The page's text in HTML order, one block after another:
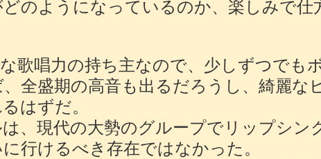
のようになっているのか、楽しみで仕
歌唱力の持ち主なので、少しずつでも
全盛期の高音も出るだろうし、綺麗な
はずだ。
、現代の大勢のグループでリップシン
行けるべき存在ではなかった。